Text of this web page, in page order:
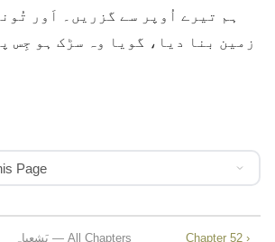
ہم تیرے اُوپر سے گزریں۔ اَور
زمین بنا دیا، گویا وہ سڑک ہو جِس
Page
یَشعیاہ — All Chapters Chapter 52 ›